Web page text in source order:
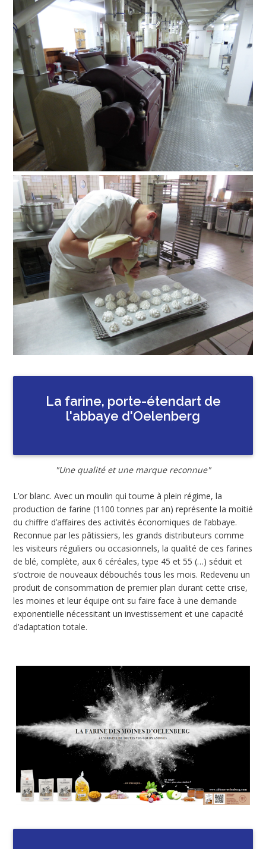
La farine, porte-étendart de
l'abbaye d'Oelenberg
"Une qualité et une marque reconnue"
L’or blanc. Avec un moulin qui tourne à plein régime, la
production de farine (1100 tonnes par an) représente la moitié
du chiffre d’affaires des activités économiques de l’abbaye.
Reconnue par les pâtissiers, les grands distributeurs comme
les visiteurs réguliers ou occasionnels, la qualité de ces farines
de blé, complète, aux 6 céréales, type 45 et 55 (…) séduit et
s’octroie de nouveaux débouchés tous les mois. Redevenu un
produit de consommation de premier plan durant cette crise,
les moines et leur équipe ont su faire face à une demande
exponentielle nécessitant un investissement et une capacité
d’adaptation totale.